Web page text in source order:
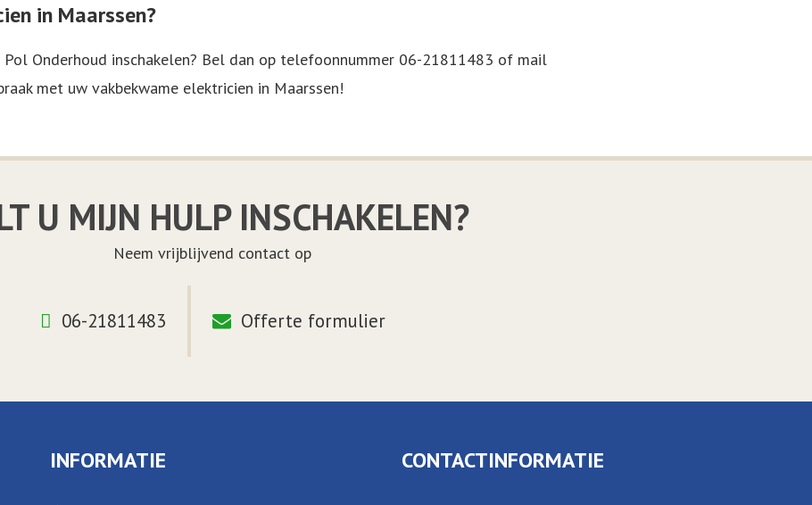
in Maarssen?
Onderhoud inschakelen? Bel dan op telefoonnummer 06-21811483 of mail
met uw vakbekwame elektricien in Maarssen!
U MIJN HULP INSCHAKELEN?
Neem vrijblijvend contact op
06-21811483 Offerte formulier
INFORMATIE CONTACTINFORMATIE